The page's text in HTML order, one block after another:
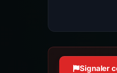
Signaler